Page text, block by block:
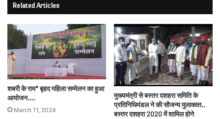
Related Articles
शबरी के राम” बृहद महिला सम्मेलन का हुआ
आयोजन….
March 11, 2024
मुख्यमंत्री से बस्तर दशहरा समिति के
प्रतिनिधिमंडल ने की सौजन्य मुलाकात..
बस्तर दशहरा 2020 में शामिल होने